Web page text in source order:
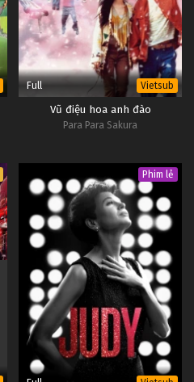
Full Vietsub
Vũ điệu hoa anh đào
Para Para Sakura
Phim lẻ